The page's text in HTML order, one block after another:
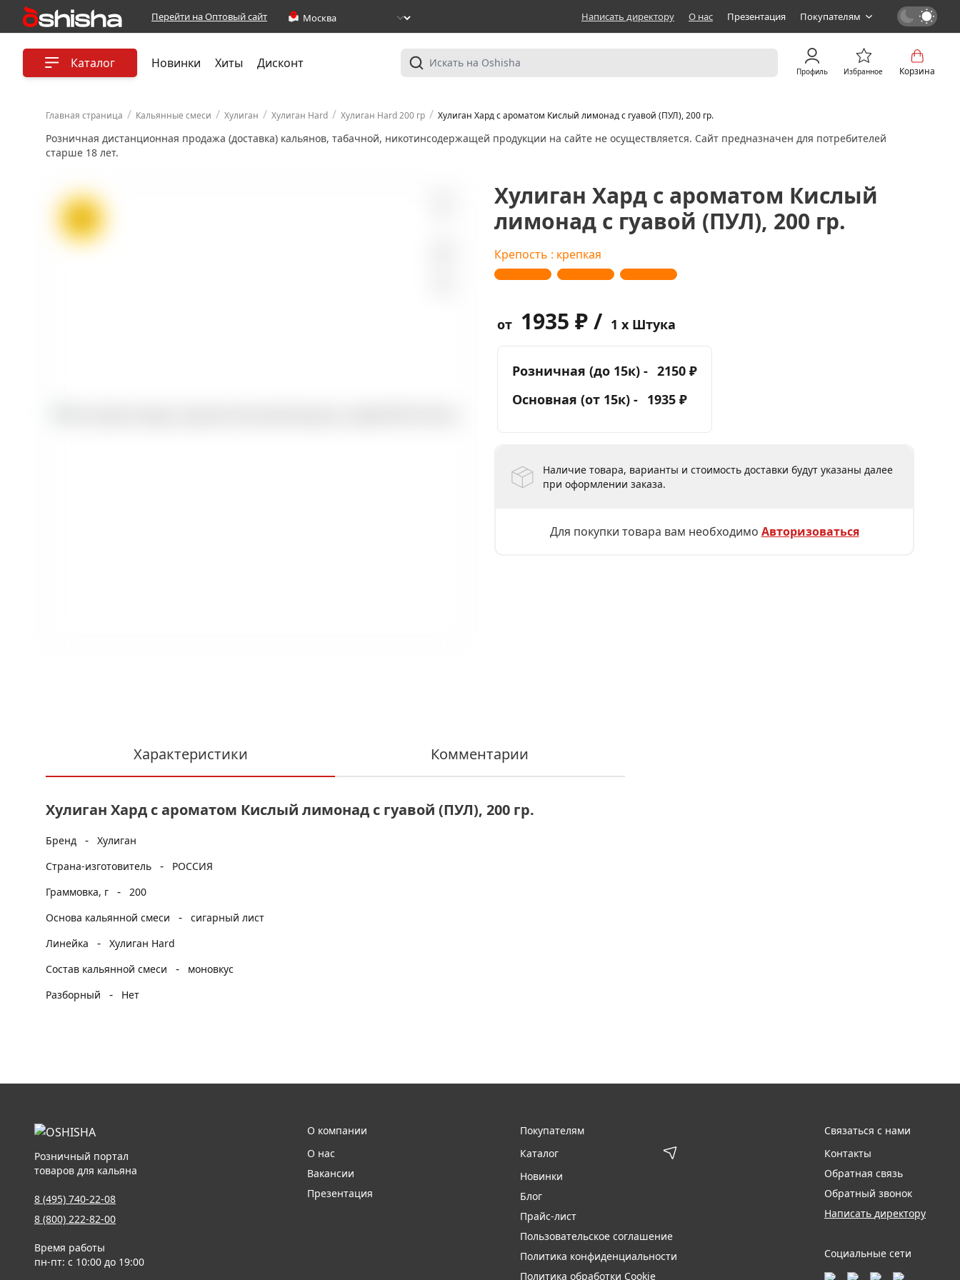
Перейти на Оптовый сайт Написать директору О нас Презентация Покупателям
Каталог Новинки Хиты Дисконт
Профиль Избранное Корзина
Главная страница / Кальянные смеси / Хулиган / Хулиган Hard / Хулиган Hard 200 гр / Хулиган Хард с ароматом Кислый лимонад с гуавой (ПУЛ), 200 гр.
Розничная дистанционная продажа (доставка) кальянов, табачной, никотинсодержащей продукции на сайте не осуществляется. Сайт предназначен для потребителей
старше 18 лет.
Хулиган Хард с ароматом Кислый
лимонад с гуавой (ПУЛ), 200 гр.
Крепость : крепкая
от 1935 ₽ / 1 x Штука
Розничная (до 15к) - 2150 ₽
Основная (от 15к) - 1935 ₽
Наличие товара, варианты и стоимость доставки будут указаны далее
при оформлении заказа.
Для покупки товара вам необходимо Авторизоваться
Характеристики Комментарии
Хулиган Хард с ароматом Кислый лимонад с гуавой (ПУЛ), 200 гр.
Бренд - Хулиган
Страна-изготовитель
-
РОССИЯ
Граммовка, г
- 200
Основа кальянной смеси
- сигарный лист
Линейка
- Хулиган Hard
Состав кальянной смеси
-
моновкус
Разборный
- Нет
Розничный портал
товаров для кальяна
8 (495) 740-22-08
8 (800) 222-82-00
Время работы
пн-пт: с 10:00 до 19:00
О компании
О нас
Вакансии
Презентация
Покупателям
Каталог
Новинки
Блог
Прайс-лист
Пользовательское соглашение
Политика конфиденциальности
Политика обработки Cookie
Связаться с нами
Контакты
Обратная связь
Обратный звонок
Написать директору
Социальные сети